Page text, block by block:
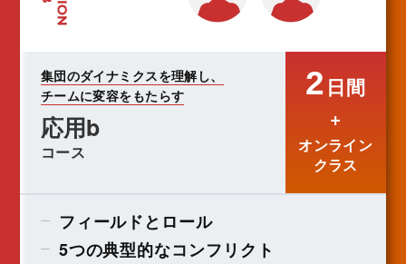
集団のダイナミクスを理解し、
チームに変容をもたらす
応用b
コース
2 日間
+
オンライン
クラス
フィールドとロール
5つの典型的なコンフリクト